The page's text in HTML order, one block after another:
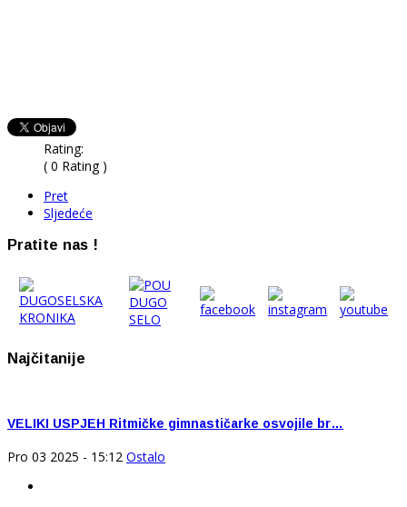
Rating:
( 0 Rating )
Pret
Sljedeće
Pratite nas !
Najčitanije
VELIKI USPJEH Ritmičke gimnastičarke osvojile br…
Pro 03 2025 - 15:12 Ostalo